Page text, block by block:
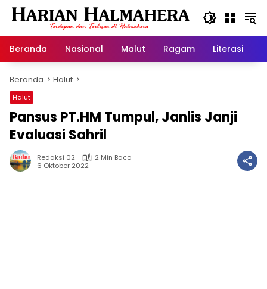
Langsung
Beranda
Nasional Malut Ragam Literasi
Beranda Halut
Halut
Pansus PT.HM Tumpul, Janlis Janji
Evaluasi Sahril
Redaksi 02
2 Min Baca
6 Oktober 2022